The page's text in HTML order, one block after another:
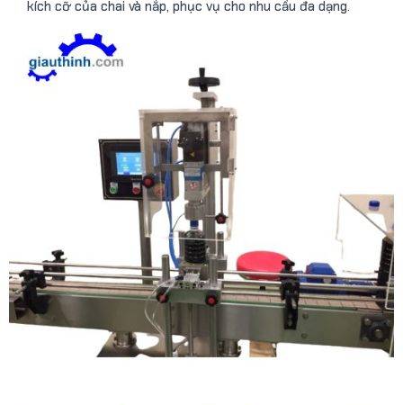
kích cỡ của chai và nắp, phục vụ cho nhu cầu đa dạng.